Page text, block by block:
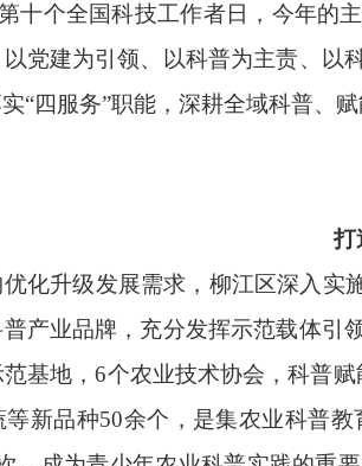
十个全国科技工作者日，今年的
党建为引领、以科普为主责、
“四服务”职能，深耕全域科普、
打
化升级发展需求，柳江区深入实
产业品牌，充分发挥示范载体引
基地，6个农业技术协会，科普
新品种50余个，是集农业科普